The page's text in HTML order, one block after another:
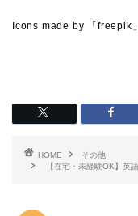
Icons made by 「freepik
HOME
その他
【在宅・未経験OK】英